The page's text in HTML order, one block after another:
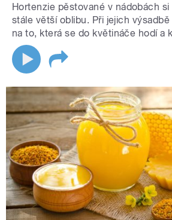
Hortenzie pěstované v nádobách
stále větší oblibu. Při jejich
na to, která se do květináče hodí a